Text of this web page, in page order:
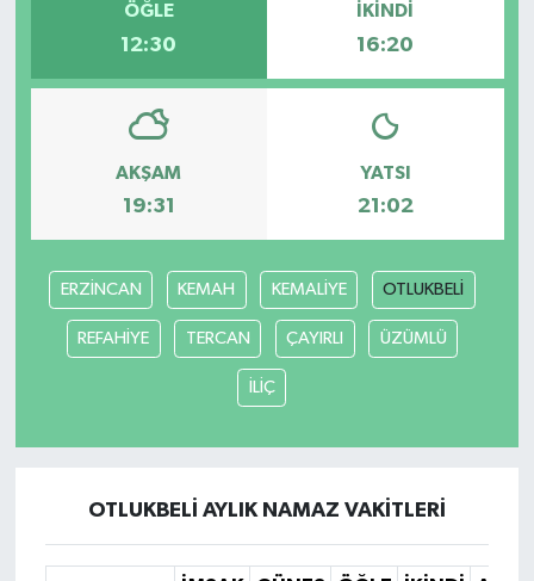
ÖĞLE
12:30
İKINDI
16:20
AKŞAM
19:31
YATSI
21:02
ERZİNCAN KEMAH KEMALİYE OTLUKBELİ
REFAHİYE TERCAN ÇAYIRLI ÜZÜMLÜ
İLİÇ
OTLUKBELİ AYLIK NAMAZ VAKITLERI